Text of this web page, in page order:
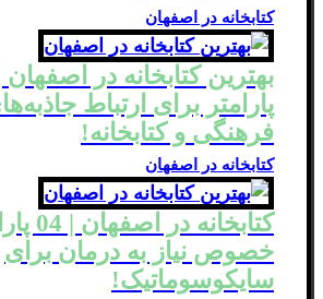
کتابخانه در اصفهان
پارامتر برای ارتباط
فرهنگی و کتابخانه!
کتابخانه در اصفهان
کتابخانه
خصوص نیاز به درمان برای
سایکوسوماتیک!